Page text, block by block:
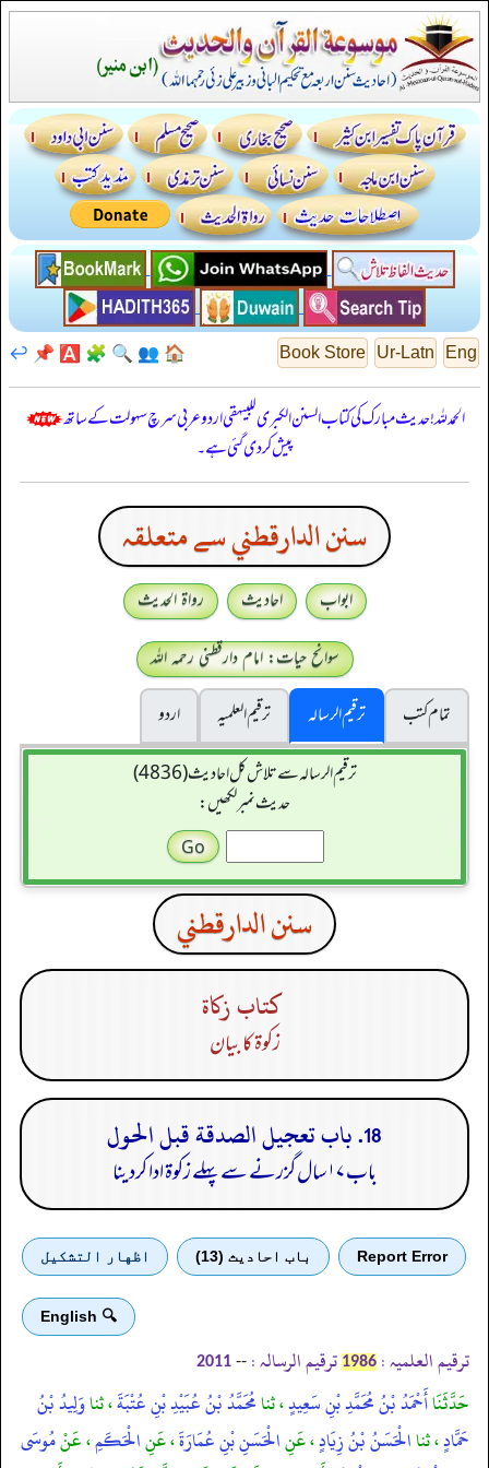
Eng
Ur-Latn
Book Store
🏠
👥
🔍
🧩
🅰️
📌
↩️
الحمدللہ! حدیث مبارک کی کتاب السنن الكبرى للبيهقي اردو عربی سرچ سہولت کے ساتھ
پیش کر دی گئی ہے۔
سنن الدارقطني سے متعلقہ
ابواب احادیث
رواۃ الحدیث
سوانح حیات: امام دارقطنی رحمہ اللہ
تمام کتب
ترقیم الرسالہ ترقیم العلمیہ
اردو
ترقیم الرسالہ سے تلاش کل احادیث (4836)
حدیث نمبر لکھیں:
سنن الدارقطني
كتاب زكاة
زکوۃ کا بیان
18. باب تعجيل الصدقة قبل الحول
باب ١٧ سال گزرنے سے پہلے زکوۃ ادا کردینا
Report Error باب احادیث (13) اظهار التشكيل
🔍 English
ترقیم العلمیہ : 1986 ترقیم الرسالہ : --
2011
حَدَّثَنَاأَحْمَدُ بْنُ مُحَمَّدِ بْنِ سَعِيدٍ، ثنامُحَمَّدُ بْنُ عُبَيْدِ بْنِ عُتْبَةَ، ثناوَلِيدُ بْنُ
حَمَّادٍ، ثناالْحَسَنُ بْنُ زِيَادٍ، عَنِالْحَسَنِ بْنِ عُمَارَةَ، عَنِالْحَكَمِ، عَنْمُوسَى